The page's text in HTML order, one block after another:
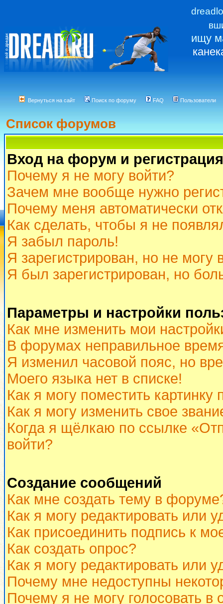
ищу
Вернуться на сайт Поиск по форуму FAQ Пользователи
Список форумов
Вход на форум и регистрация
Почему я не могу войти?
Зачем мне вообще нужно
Почему меня автоматически
Как сделать, чтобы я не
Я забыл пароль!
Я зарегистрирован, но не могу
Я был зарегистрирован, но
Параметры и настройки
Как мне изменить мои
В форумах неправильное
Я изменил часовой пояс, но
Моего языка нет в списке!
Как я могу поместить
Как я могу изменить свое
Когда я щёлкаю по ссылке
войти?
Создание сообщений
Как мне создать тему в
Как я могу редактировать или
Как присоединить подпись к
Как создать опрос?
Как я могу редактировать или
Почему мне недоступны
Почему я не могу голосовать в